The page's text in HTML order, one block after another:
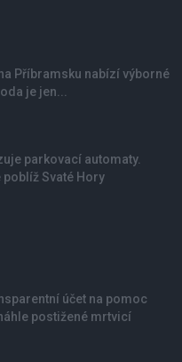
Příbramsku nabízí výborné
je jen...
parkovací automaty.
poblíž Svaté Hory
účet na pomoc
postižené mrtvicí